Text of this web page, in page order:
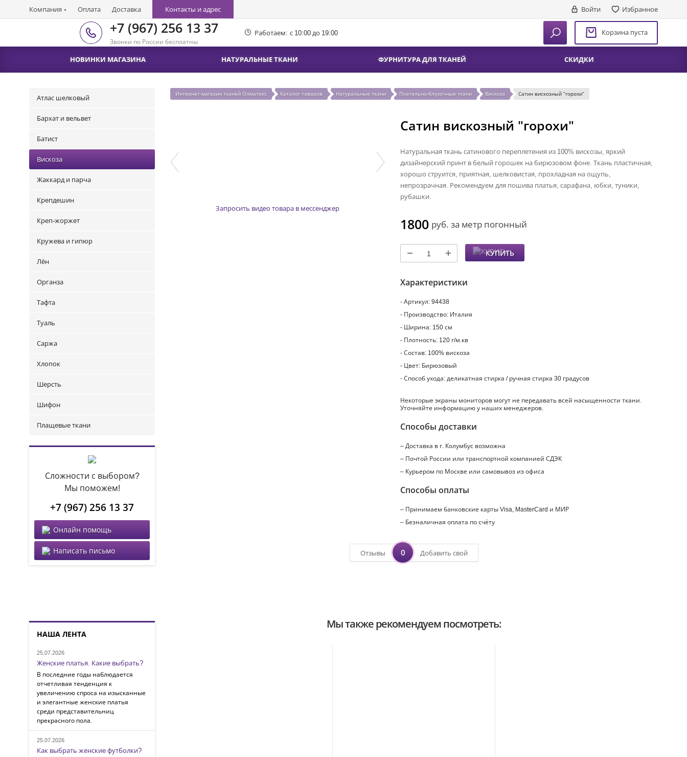
Компания Оплата Доставка Контакты и адрес Войти Избранное
+7 (967) 256 13 37
Звонки по России бесплатны
Работаем: с 10:00 до 19:00 Корзина пуста
НОВИНКИ МАГАЗИНА НАТУРАЛЬНЫЕ ТКАНИ ФУРНИТУРА ДЛЯ ТКАНЕЙ СКИДКИ
Атлас шелковый
Бархат и вельвет
Батист
Вискоза
Жаккард и парча
Крепдешин
Креп-жоржет
Кружева и гипюр
Лён
Органза
Тафта
Туаль
Саржа
Хлопок
Шерсть
Шифон
Плащевые ткани
Сложности с выбором?
Мы поможем!
+7 (967) 256 13 37
Онлайн помощь
Написать письмо
НАША ЛЕНТА
25.07.2026
Женские платья. Какие выбрать?
В последние годы наблюдается
отчетливая тенденция к
увеличению спроса на изысканные
и элегантные женские платья
среди представительниц
прекрасного пола.
25.07.2026
Как выбрать женские футболки?
Интернет-магазин тканей Олматекс Каталог товаров Натуральные ткани Плательно-блузочные ткани Вискоза Сатин вискозный "горохи"
Запросить видео товара в мессенджер
Сатин вискозный "горохи"
Натуральная ткань сатинового переплетения из 100% вискозы, яркий
дизайнерский принт в белый горошек на бирюзовом фоне. Ткань пластичная,
хорошо струится, приятная, шелковистая, прохладная на ощупь,
непрозрачная. Рекомендуем для пошива платья, сарафана, юбки, туники,
рубашки.
1800 руб. за метр погонный
КУПИТЬ
Характеристики
- Артикул: 94438
- Производство: Италия
- Ширина: 150 см
- Плотность: 120 г/м.кв
- Состав: 100% вискоза
- Цвет: Бирюзовый
- Способ ухода: деликатная стирка / ручная стирка 30 градусов
Некоторые экраны мониторов могут не передавать всей насыщенности ткани.
Уточняйте информацию у наших менеджеров.
Способы доставки
– Доставка в г. Колумбус возможна
– Почтой России или транспортной компанией СДЭК
– Курьером по Москве или самовывоз из офиса
Способы оплаты
– Принимаем банковские карты Visa, MasterCard и МИР
– Безналичная оплата по счёту
Отзывы 0 Добавить свой
Мы также рекомендуем посмотреть: